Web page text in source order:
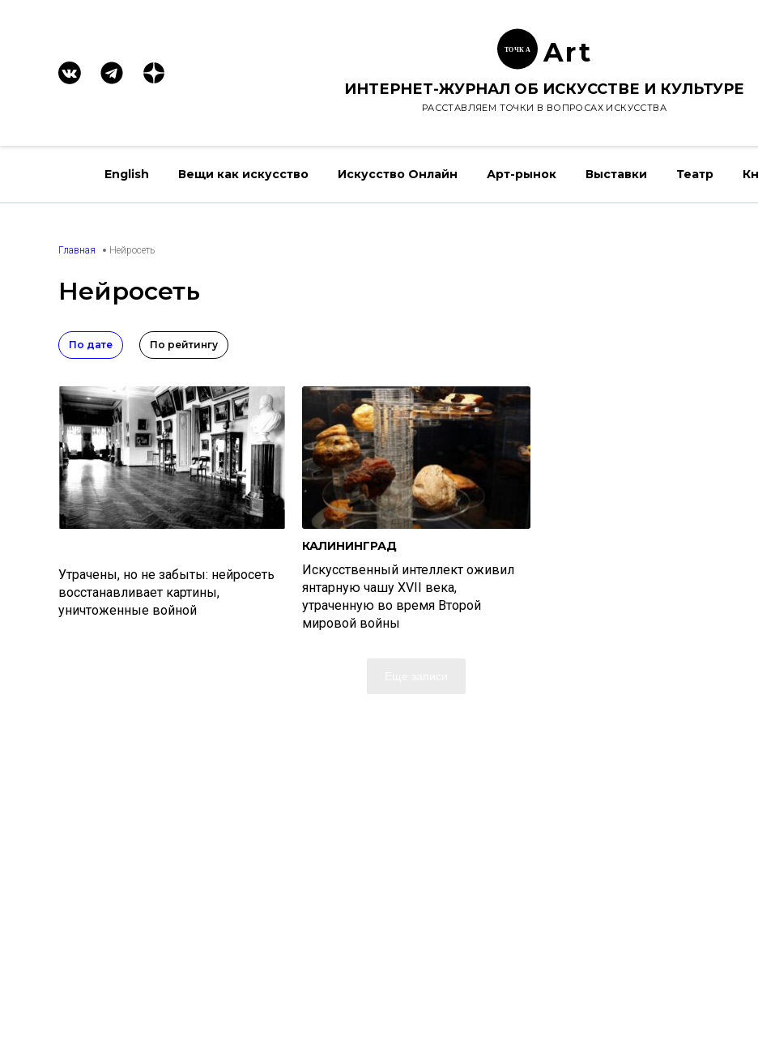
ТОЧК А Art
ИНТЕРНЕТ-ЖУРНАЛ ОБ ИСКУССТВЕ И КУЛЬТУРЕ
РАССТАВЛЯЕМ ТОЧКИ В ВОПРОСАХ ИСКУССТВА
English Вещи как искусство Искусство Онлайн Арт-рынок Выставки Театр
Главная Нейросеть
Нейросеть
По дате По рейтингу
Утрачены, но не забыты: нейросеть
восстанавливает картины,
уничтоженные войной
КАЛИНИНГРАД
Искусственный интеллект оживил
янтарную чашу XVII века,
утраченную во время Второй
мировой войны